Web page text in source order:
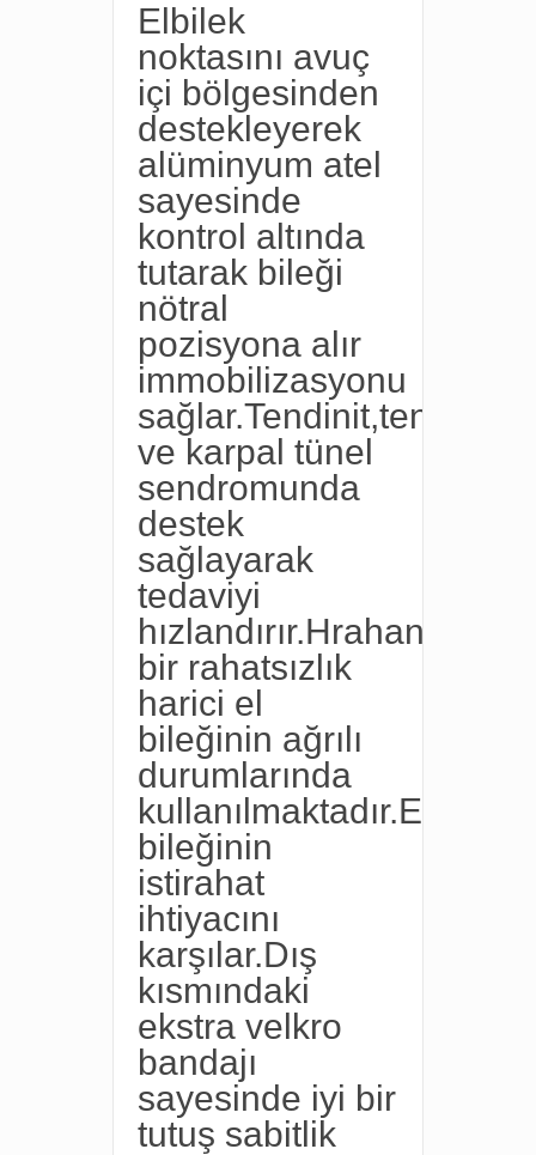
Elbilek
noktasını avuç
içi bölgesinden
destekleyerek
alüminyum atel
sayesinde
kontrol altında
tutarak bileği
nötral
pozisyona alır
immobilizasyonu
ve karpal tünel
sendromunda
destek
sağlayarak
tedaviyi
hızlandırır.Hrahangi
bir rahatsızlık
harici el
bileğinin ağrılı
durumlarında
kullanılmaktadır.El
bileğinin
istirahat
ihtiyacını
karşılar.Dış
kısmındaki
ekstra velkro
bandajı
sayesinde iyi bir
tutuş sabitlik